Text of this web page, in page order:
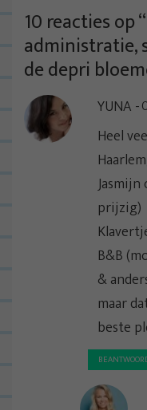
t
n
a
i
g
10 reacties op “
administratie,
de depri
YUNA
Heel
prijzig)
B&B
&
maar
beste